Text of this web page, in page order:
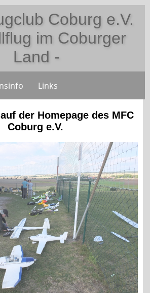
Coburg e.V.
im Coburger
Land -
Links
der Homepage des MFC
Coburg e.V.